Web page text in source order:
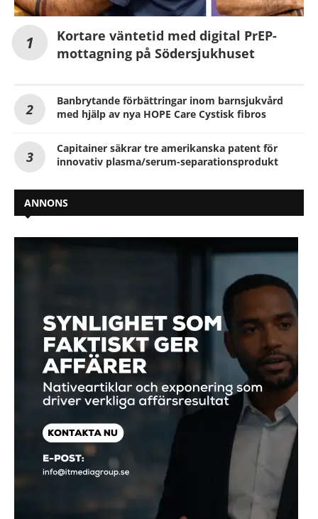
Kortare väntetid med digital PrEP-
mottagning på Södersjukhuset
Banbrytande förbättringar inom barnsjukvård
med hjälp av nya HOPE Care Cystisk fibros
Capitainer säkrar tre amerikanska patent för
innovativ plasma/serum-separationsprodukt
ANNONS